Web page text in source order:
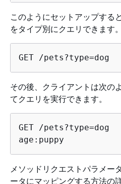
このようにセットアップする
をタイプ別にクエリできます。
GET /pets?type=dog
その後、クライアントは次の
てクエリを実行できます。
GET /pets?type=dog
age:puppy
メソッドリクエストパラメー
ータにマッピングする方法の